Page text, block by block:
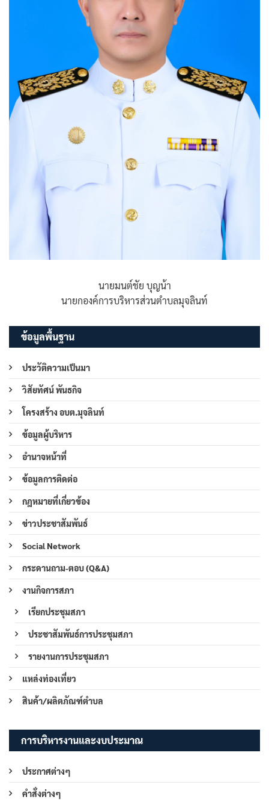
นายมนต์ชัย บุญน้า
นายกองค์การบริหารส่วนตำบลมุจลินท์
ข้อมูลพื้นฐาน
ประวัติความเป็นมา
วิสัยทัศน์ พันธกิจ
โครงสร้าง อบต.มุจลินท์
ข้อมูลผู้บริหาร
อำนาจหน้าที่
ข้อมูลการติดต่อ
กฎหมายที่เกี่ยวข้อง
ข่าวประชาสัมพันธ์
Social Network
กระดานถาม-ตอบ (Q&A)
งานกิจการสภา
เรียกประชุมสภา
ประชาสัมพันธ์การประชุมสภา
รายงานการประชุมสภา
แหล่งท่องเที่ยว
สินค้า/ผลิตภัณฑ์ตำบล
การบริหารงานและงบประมาณ
ประกาศต่างๆ
คำสั่งต่างๆ